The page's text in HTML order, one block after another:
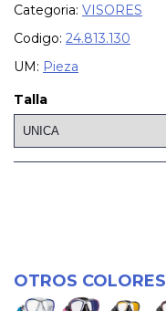
Categoria: VISORES
Codigo: 24.813.130
UM: Pieza
Talla
OTROS COLORES